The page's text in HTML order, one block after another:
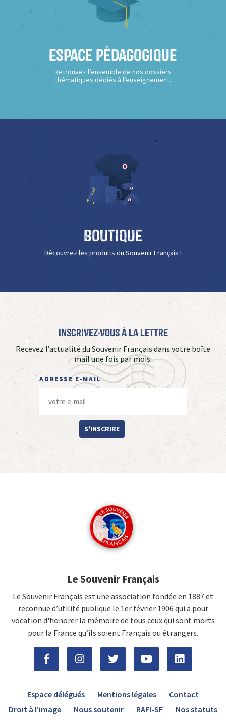
Espace Pédagogique
Retrouvez l’ensemble de nos dossiers
thématiques dédiés à l’enseignement.
Boutique
Découvrez les produits du Souvenir Français !
Inscrivez-vous à La Lettre
Recevez l’actualité du Souvenir Français dans votre boîte
mail une fois par mois.
ADRESSE E-MAIL
S'INSCRIRE
Le Souvenir Français
Le Souvenir Français est une association fondée en 1887 et
reconnue d’utilité publique le 1er février 1906 qui a pour
vocation d'honorer la mémoire de tous ceux qui sont morts
pour la France qu’ils soient Français ou étrangers.
Espace délégués Mentions légales
Contact
Droit à l’image
Nous soutenir RAFI-SF Nos statuts